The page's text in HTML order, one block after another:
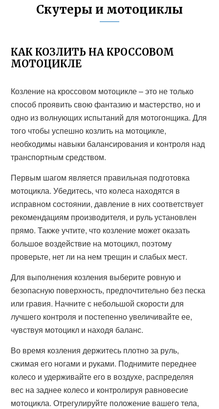
Скутеры и мотоциклы
КАК КОЗЛИТЬ НА КРОССОВОМ
МОТОЦИКЛЕ
Козление на кроссовом мотоцикле – это не только
способ проявить свою фантазию и мастерство, но и
одно из волнующих испытаний для мотогонщика. Для
того чтобы успешно козлить на мотоцикле,
необходимы навыки балансирования и контроля над
транспортным средством.
Первым шагом является правильная подготовка
мотоцикла. Убедитесь, что колеса находятся в
исправном состоянии, давление в них соответствует
рекомендациям производителя, и руль установлен
прямо. Также учтите, что козление может оказать
большое воздействие на мотоцикл, поэтому
проверьте, нет ли на нем трещин и слабых мест.
Для выполнения козления выберите ровную и
безопасную поверхность, предпочтительно без песка
или гравия. Начните с небольшой скорости для
лучшего контроля и постепенно увеличивайте ее,
чувствуя мотоцикл и находя баланс.
Во время козления держитесь плотно за руль,
сжимая его ногами и руками. Поднимите переднее
колесо и удерживайте его в воздухе, распределяя
вес на заднее колесо и контролируя равновесие
мотоцикла. Отрегулируйте положение вашего тела,